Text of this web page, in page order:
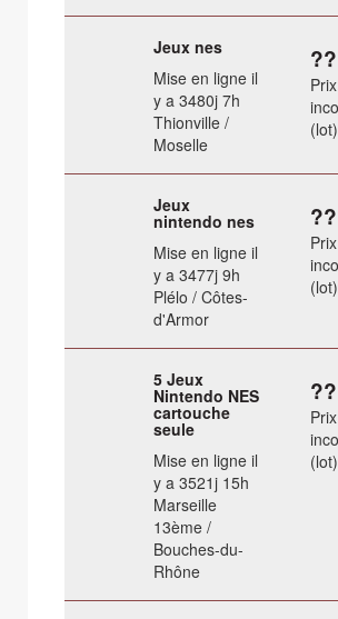
Jeux nes
Mise en ligne il
y a 3480j 7h
Thionville /
Moselle
Prix
(lot)
Jeux
nintendo nes
Mise en ligne il
y a 3477j 9h
Plélo / Côtes-
d'Armor
Prix
(lot)
5 Jeux
Nintendo NES
cartouche
seule
Mise en ligne il
y a 3521j 15h
Marseille
13ème /
Bouches-du-
Rhône
Prix
(lot)